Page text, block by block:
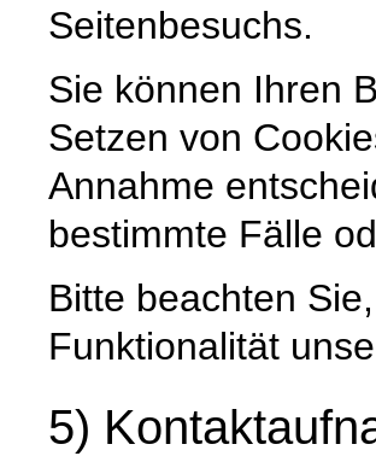
Seitenbesuchs.
Sie können Ihren
Setzen von
Annahme
bestimmte Fälle
Bitte beachten
Funktionalität
5)